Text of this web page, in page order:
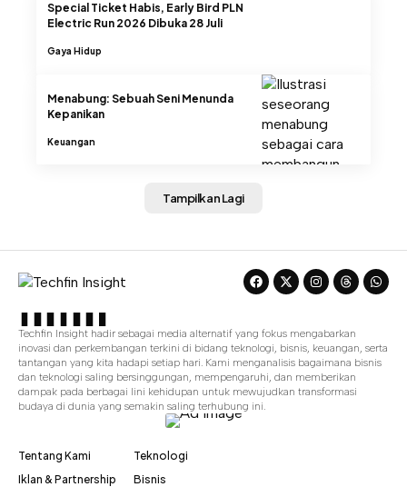
Special Ticket Habis, Early Bird PLN
Electric Run 2026 Dibuka 28 Juli
Gaya Hidup
Menabung: Sebuah Seni Menunda
Kepanikan
Keuangan
Tampilkan Lagi
Techfin Insight hadir sebagai media alternatif yang fokus mengabarkan
inovasi dan perkembangan terkini di bidang teknologi, bisnis, keuangan, serta
tantangan yang kita hadapi setiap hari. Kami menganalisis bagaimana bisnis
dan teknologi saling bersinggungan, mempengaruhi, dan memberikan
dampak pada berbagai lini kehidupan untuk mewujudkan transformasi
budaya di dunia yang semakin saling terhubung ini.
Tentang Kami
Iklan & Partnership
Teknologi
Bisnis